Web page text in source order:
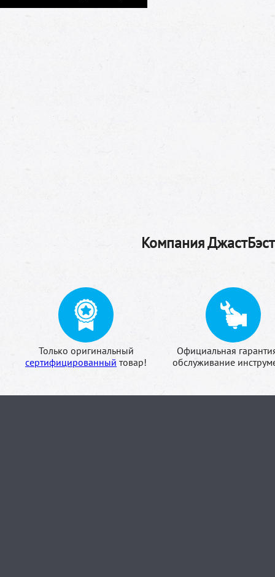
Компания
Только оригинальный
сертифицированный товар!
Официальная
обслуживание